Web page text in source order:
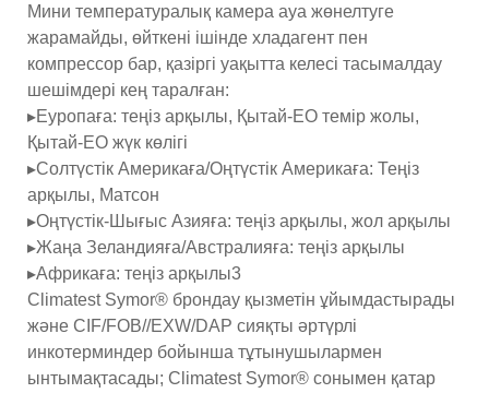
Мини температуралық камера ауа жөнелтуге
жарамайды, өйткені ішінде хладагент пен
компрессор бар, қазіргі уақытта келесі тасымалдау
шешімдері кең таралған:
▸Еуропаға: теңіз арқылы, Қытай-ЕО темір жолы,
Қытай-ЕО жүк көлігі
▸Солтүстік Америкаға/Оңтүстік Америкаға: Теңіз
арқылы, Матсон
▸Оңтүстік-Шығыс Азияға: теңіз арқылы, жол арқылы
▸Жаңа Зеландияға/Австралияға: теңіз арқылы
▸Африкаға: теңіз арқылы3
Climatest Symor® брондау қызметін ұйымдастырады
және CIF/FOB//EXW/DAP сияқты әртүрлі
инкотерминдер бойынша тұтынушылармен
ынтымақтасады; Climatest Symor® сонымен қатар